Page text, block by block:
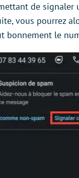
de signaler
vous pourrez
bonnement le